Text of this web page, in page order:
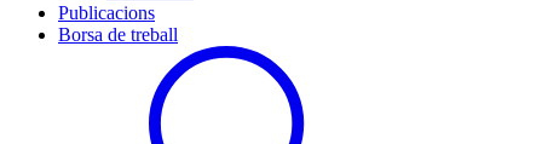
Publicacions
Borsa de treball